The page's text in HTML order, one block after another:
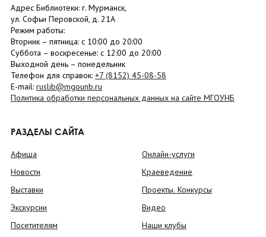
Адрес Библиотеки: г. Мурманск,
ул. Софьи Перовской, д. 21А
Режим работы:
Вторник – пятница: с 10:00 до 20:00
Суббота – воскресенье: c 12:00 до 20:00
Выходной день – понедельник
Телефон для справок: +7 (8152) 45-08-58
E-mail: ruslib@mgounb.ru
Политика обработки персональных данных на сайте МГОУНБ
РАЗДЕЛЫ САЙТА
Афиша
Новости
Выставки
Экскурсии
Посетителям
Онлайн-услуги
Краеведение
Проекты. Конкурсы
Видео
Наши клубы